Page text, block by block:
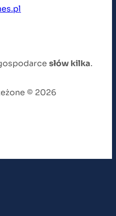
słów kilka.
© 2026